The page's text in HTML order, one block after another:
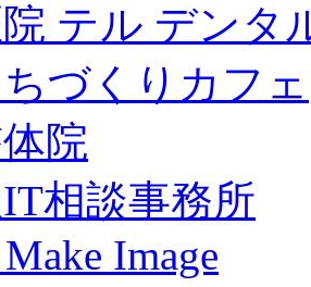
テル デンタ
づくりカフェ
院
相談事務所
Image